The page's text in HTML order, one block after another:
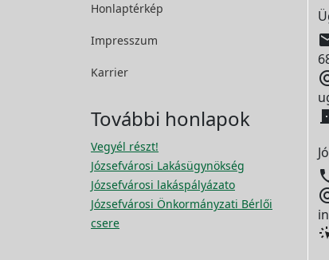
Honlaptérkép
Impresszum
Karrier
További honlapok
Vegyél részt!
Józsefvárosi Lakásügynökség
Józsefvárosi lakáspályázato
Józsefvárosi Önkormányzati Bérlői
csere